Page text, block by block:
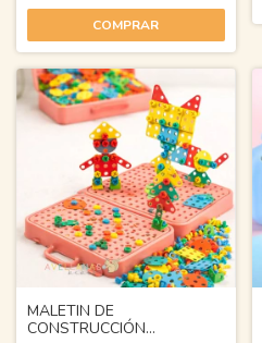
COMPRAR
MALETIN DE
CONSTRUCCIÓN